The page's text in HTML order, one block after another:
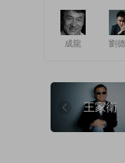
成龍 劉
王家衛